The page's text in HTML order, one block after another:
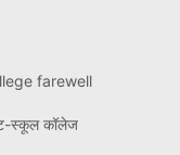
farewell
स्कूल कॉलेज